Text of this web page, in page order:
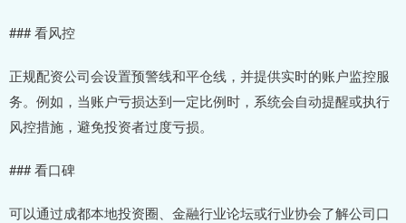
### 看风控
正规配资公司会设置预警线和平仓线，并提供实时的账户监控服
务。例如，当账户亏损达到一定比例时，系统会自动提醒或执行
风控措施，避免投资者过度亏损。
### 看口碑
可以通过成都本地投资圈、金融行业论坛或行业协会了解公司口